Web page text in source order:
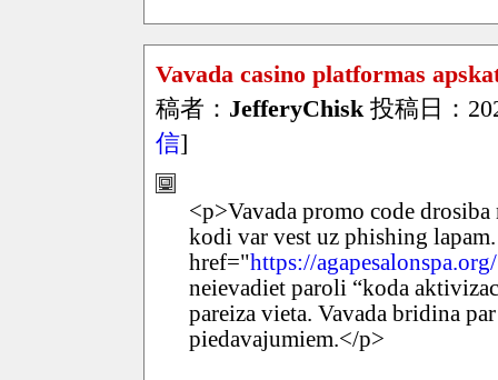
Vavada casino platformas
稿者： JefferyChisk 投稿日：
信]
<p>Vavada promo code
kodi var vest uz phishing
href="https://
neievadiet paroli “koda
pareiza vieta. Vavada bridina
piedavajumiem.</p>